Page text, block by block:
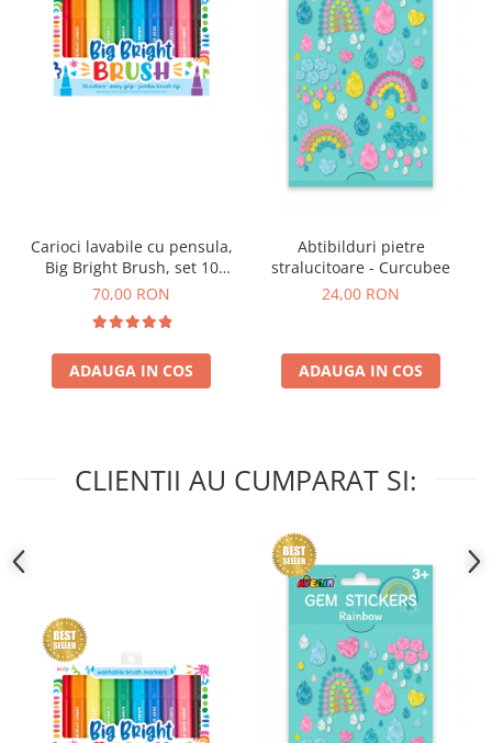
Carioci lavabile cu pensula,
Big Bright Brush, set 10
culori
70,00 RON
ADAUGA IN COS
Abtibilduri pietre
stralucitoare - Curcubee
24,00 RON
ADAUGA IN COS
CLIENTII AU CUMPARAT SI: